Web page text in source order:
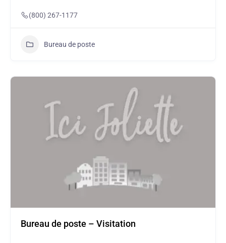
(800) 267-1177
Bureau de poste
Bureau de poste – Visitation